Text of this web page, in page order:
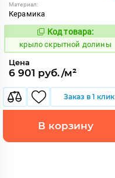
Материал:
Керамика
839396
Код товара:
крыло скрытной долины
Цена
6 901 руб./м²
Заказ в 1 клик
В корзину